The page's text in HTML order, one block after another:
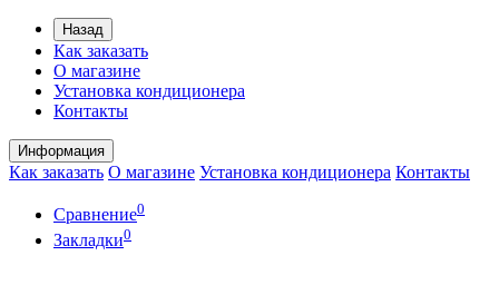
Назад
Как заказать
О магазине
Установка кондиционера
Контакты
Информация
Как заказать О магазине Установка кондиционера Контакты
Сравнение0
Закладки0